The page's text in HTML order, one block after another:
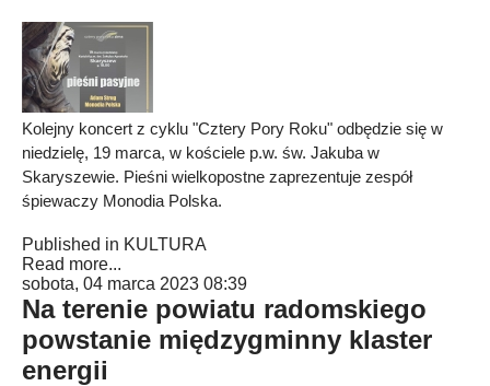
Kolejny koncert z cyklu "Cztery Pory Roku" odbędzie się w
niedzielę, 19 marca, w kościele p.w. św. Jakuba w
Skaryszewie. Pieśni wielkopostne zaprezentuje zespół
śpiewaczy Monodia Polska.
Published in KULTURA
Read more...
sobota, 04 marca 2023 08:39
Na terenie powiatu radomskiego
powstanie międzygminny klaster
energii